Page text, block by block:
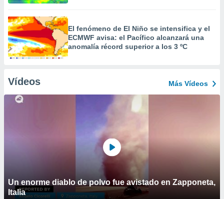
El fenómeno de El Niño se intensifica y el
ECMWF avisa: el Pacífico alcanzará una
anomalía récord superior a los 3 ºC
Vídeos Más Vídeos
Un enorme diablo de polvo fue avistado en Zapponeta,
Italia